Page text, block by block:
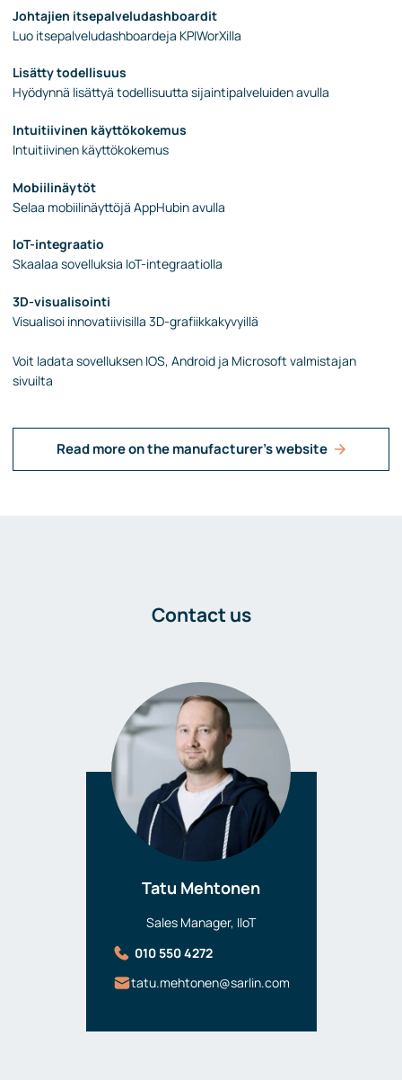
Johtajien itsepalveludashboardit
Luo itsepalveludashboardeja KPIWorXilla
Lisätty todellisuus
Hyödynnä lisättyä todellisuutta sijaintipalveluiden avulla
Intuitiivinen käyttökokemus
Intuitiivinen käyttökokemus
Mobiilinäytöt
Selaa mobiilinäyttöjä AppHubin avulla
IoT-integraatio
Skaalaa sovelluksia IoT-integraatiolla
3D-visualisointi
Visualisoi innovatiivisilla 3D-grafiikkakyvyillä
Voit ladata sovelluksen IOS, Android ja Microsoft valmistajan
sivuilta
Read more on the manufacturer's website
Contact us
Tatu Mehtonen
Sales Manager, IIoT
010 550 4272
tatu.mehtonen@sarlin.com